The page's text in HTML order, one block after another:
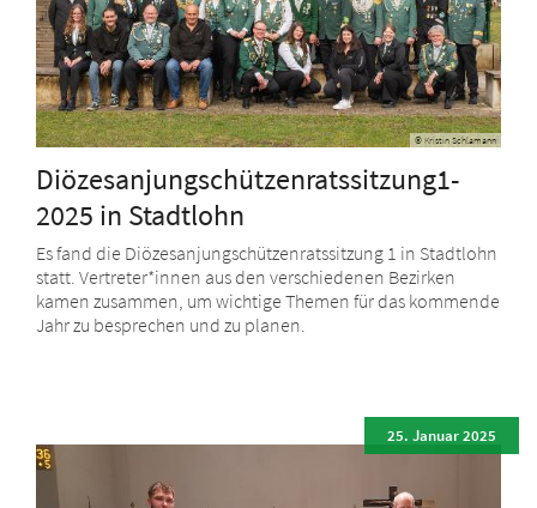
© Kristin Schlamann
Diözesanjungschützenratssitzung1-
2025 in Stadtlohn
Es fand die Diözesanjungschützenratssitzung 1 in Stadtlohn
statt. Vertreter*innen aus den verschiedenen Bezirken
kamen zusammen, um wichtige Themen für das kommende
Jahr zu besprechen und zu planen.
25. Januar 2025